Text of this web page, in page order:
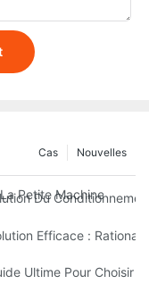
Nouvelles
Cas
Petite Machine De
Du
L’efficacité Grâce Aux
Efficace :
Avec Les
Ultime Pour Choisir